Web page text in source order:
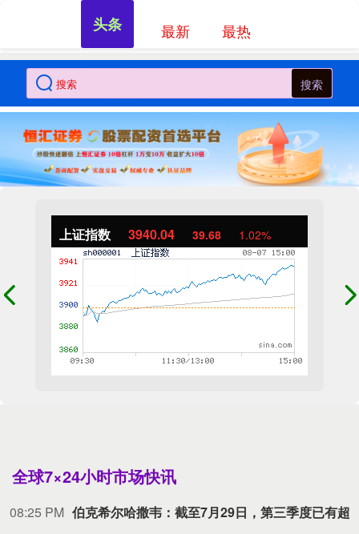
搜索
上证指数 3940.04 39.68 1.02%
全球7×24小时市场快讯
08:25 PM
头条 最新 最热